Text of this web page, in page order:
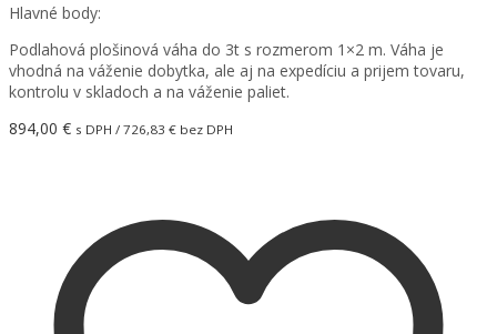
Hlavné body:
Podlahová plošinová váha do 3t s rozmerom 1×2 m. Váha je
vhodná na váženie dobytka, ale aj na expedíciu a prijem tovaru,
kontrolu v skladoch a na váženie paliet.
894,00 € s DPH / 726,83 € bez DPH